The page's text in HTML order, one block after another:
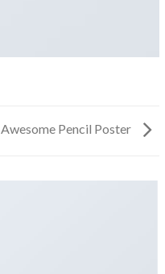
Awesome Pencil Poster